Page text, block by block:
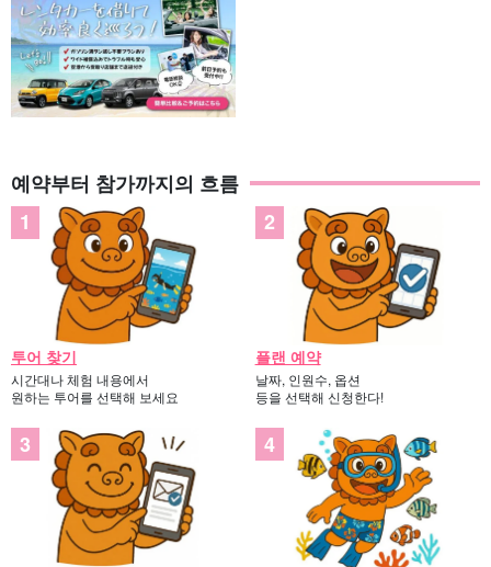
예약부터 참가까지의 흐름
투어 찾기
시간대나 체험 내용에서
원하는 투어를 선택해 보세요
플랜 예약
날짜, 인원수, 옵션
등을 선택해 신청한다!